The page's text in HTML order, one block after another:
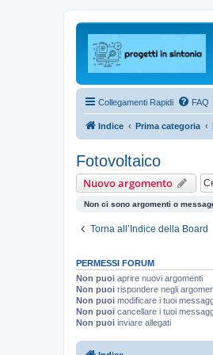
Collegamenti Rapidi FAQ
Indice Prima categoria
Fotovoltaico
Nuovo argomento
Non ci sono argomenti o
Torna all’Indice della Board
PERMESSI FORUM
Non puoi aprire nuovi argomenti
Non puoi rispondere negli
Non puoi modificare i tuoi
Non puoi cancellare i tuoi
Non puoi inviare allegati